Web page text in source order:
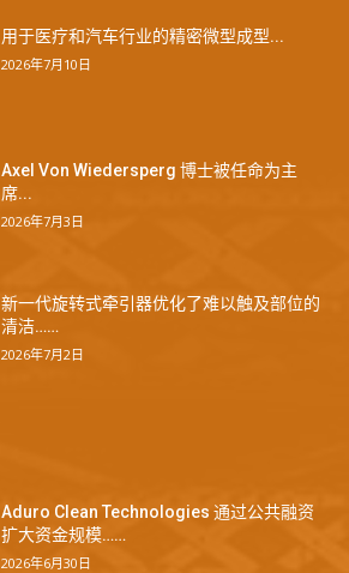
用于医疗和汽车行业的精密微型成型...
2026年7月10日
Axel Von Wiedersperg 博士被任命为主
席...
2026年7月3日
新一代旋转式牵引器优化了难以触及部位的
清洁……
2026年7月2日
Aduro Clean Technologies 通过公共融资
扩大资金规模……
2026年6月30日